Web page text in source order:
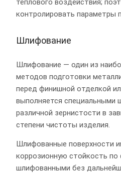
теплового воздействия;
контролировать параметры
Шлифование
Шлифование — один из
методов подготовки
перед финишной отделкой
выполняется специальными
различной зернистости в
степени чистоты изделия.
Шлифованные поверхности
коррозионную стойкость по
шлифованными без